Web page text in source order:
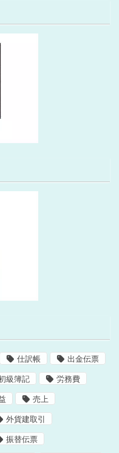
仕訳帳 出金伝票
級簿記 労務費
売上
外貨建取引
振替伝票